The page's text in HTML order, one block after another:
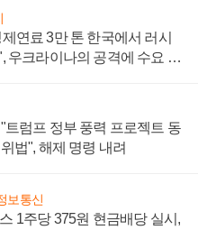
연료 3만 톤 한국에서 러시
우크라이나의 공격에 수요 늘
트럼프 정부 풍력 프로젝트 동
법", 해제 명령 내려
보통신
1주당 375원 현금배당 실시,